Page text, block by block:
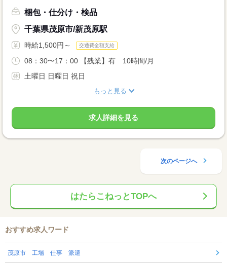
梱包・仕分け・検品
千葉県茂原市/新茂原駅
時給1,500円～ 交通費全額支給
08：30〜17：00 【残業】有 10時間/月
土曜日 日曜日 祝日
もっと見る
求人詳細を見る
次のページへ
はたらこねっとTOPへ
おすすめ求人ワード
茂原市 工場 仕事 派遣